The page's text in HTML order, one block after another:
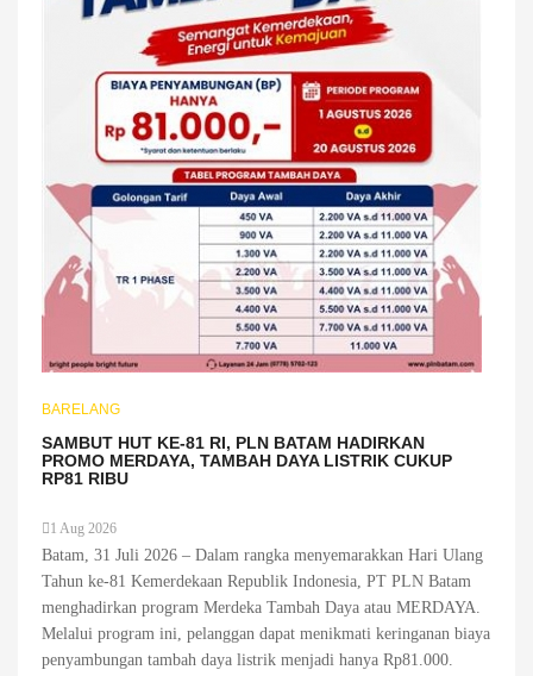
BARELANG
SAMBUT HUT KE-81 RI, PLN BATAM HADIRKAN
PROMO MERDAYA, TAMBAH DAYA LISTRIK CUKUP
RP81 RIBU
1 Aug 2026
Batam, 31 Juli 2026 – Dalam rangka menyemarakkan Hari Ulang
Tahun ke-81 Kemerdekaan Republik Indonesia, PT PLN Batam
menghadirkan program Merdeka Tambah Daya atau MERDAYA.
Melalui program ini, pelanggan dapat menikmati keringanan biaya
penyambungan tambah daya listrik menjadi hanya Rp81.000.